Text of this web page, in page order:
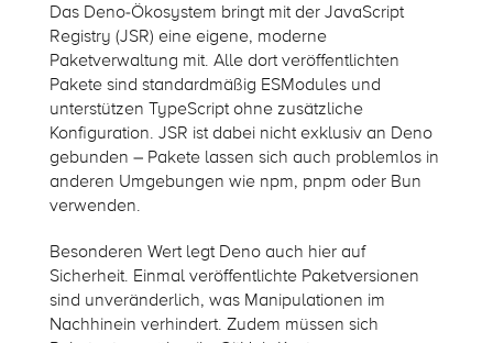
Das Deno-Ökosystem bringt mit der JavaScript
Registry (JSR) eine eigene, moderne
Paketverwaltung mit. Alle dort veröffentlichten
Pakete sind standardmäßig ESModules und
unterstützen TypeScript ohne zusätzliche
Konfiguration. JSR ist dabei nicht exklusiv an Deno
gebunden – Pakete lassen sich auch problemlos in
anderen Umgebungen wie npm, pnpm oder Bun
verwenden.
Besonderen Wert legt Deno auch hier auf
Sicherheit. Einmal veröffentlichte Paketversionen
sind unveränderlich, was Manipulationen im
Nachhinein verhindert. Zudem müssen sich